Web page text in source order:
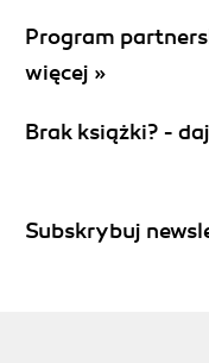
Program
więcej »
Brak książki? -
Subskrybuj